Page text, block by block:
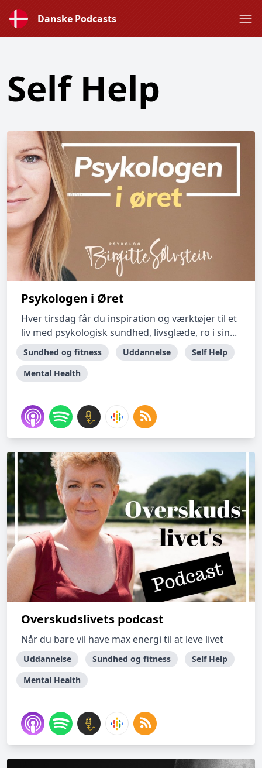
Danske Podcasts
Self Help
Psykologen i Øret
Hver tirsdag får du inspiration og værktøjer til et
liv med psykologisk sundhed, livsglæde, ro i sin...
Sundhed og fitness Uddannelse
Self Help
Mental Health
Overskudslivets podcast
Når du bare vil have max energi til at leve livet
Uddannelse Sundhed og fitness
Self Help
Mental Health